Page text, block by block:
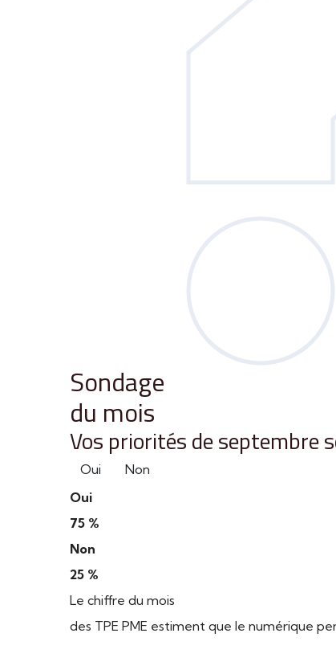
Sondage
du mois
Vos priorités de septembre
Oui
Non
Oui
75 %
Non
25 %
Le chiffre du mois
des TPE PME estiment que le numérique